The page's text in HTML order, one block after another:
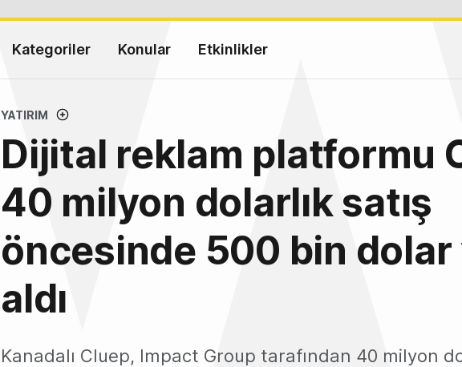
Kategoriler Konular Etkinlikler
YATIRIM
Dijital reklam platformu
40 milyon dolarlık satış
öncesinde 500 bin dolar
aldı
Kanadalı Cluep, Impact Group tarafından 40 milyon